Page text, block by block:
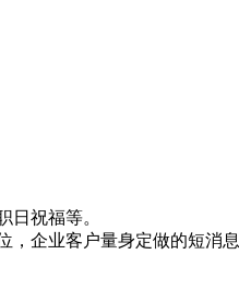
日祝福等。
企业客户量身定做的短消